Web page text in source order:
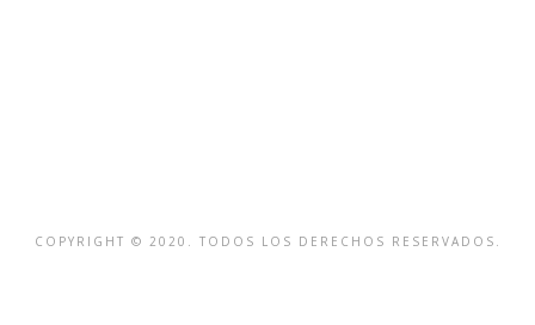
COPYRIGHT © 2020. TODOS LOS DERECHOS RESERVADOS.